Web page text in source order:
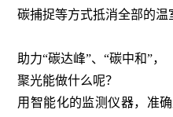
碳捕捉等方式抵消全部的温
助力“碳达峰”、“碳中和”，
聚光能做什么呢？
用智能化的监测仪器，准